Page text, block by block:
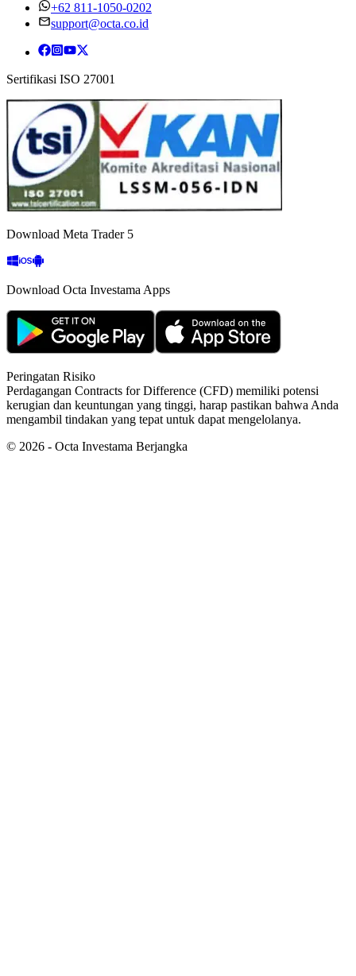
+62 811-1050-0202
support@octa.co.id
Sertifikasi ISO 27001
Download Meta Trader 5
Download Octa Investama Apps
Peringatan Risiko
Perdagangan Contracts for Difference (CFD) memiliki potensi
kerugian dan keuntungan yang tinggi, harap pastikan bahwa Anda
mengambil tindakan yang tepat untuk dapat mengelolanya.
© 2026 - Octa Investama Berjangka